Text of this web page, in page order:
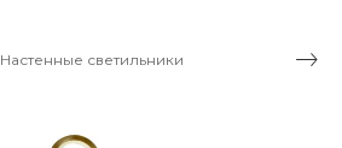
Настенные светильники